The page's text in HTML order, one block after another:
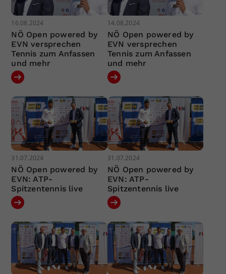
16.08.2024
NÖ Open powered by
EVN versprechen
Tennis zum Anfassen
und mehr
14.08.2024
NÖ Open powered by
EVN versprechen
Tennis zum Anfassen
und mehr
31.07.2024
NÖ Open powered by
EVN: ATP-
Spitzentennis live
31.07.2024
NÖ Open powered by
EVN: ATP-
Spitzentennis live